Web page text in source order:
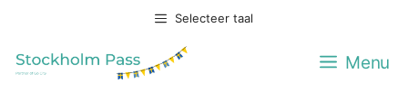
de
Selecteer taal
Menu